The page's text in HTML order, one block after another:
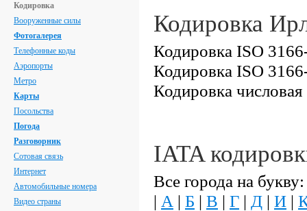
Кодировка
Вооруженные силы
Фотогалерея
Телефонные коды
Аэропорты
Метро
Карты
Посольства
Погода
Разговорник
Сотовая связь
Интернет
Автомобильные номера
Видео страны
Кодировка
Кодировка ISO
Кодировка ISO
Кодировка
IATA
Все города на букву:
| А | Б | В | Г | Д | И |